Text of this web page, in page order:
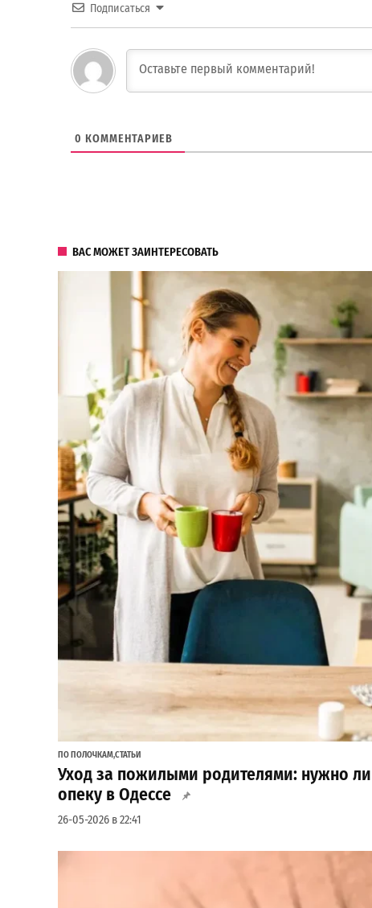
Подписаться
0 КОММЕНТАРИЕВ
ВАС МОЖЕТ ЗАИНТЕРЕСОВАТЬ
ПО ПОЛОЧКАМ,СТАТЬИ
Уход за пожилыми родителями: нужно
опеку в Одессе
26-05-2026 в 22:41